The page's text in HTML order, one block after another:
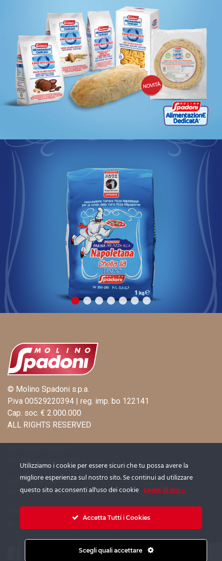
© Molino Spadoni s.p.a.
P.iva 00529220394 | reg. imp. bo 122141
Cap. soc. € 2.000.000
ALL RIGHTS RESERVED
Via Ravegnana, 746
48125 Coccolia (RA) Italy
Utilizziamo i cookie per essere sicuri che tu possa avere la
migliore esperienza sul nostro sito. Se continui ad utilizzare
questo sito acconsenti all'uso dei cookie
Leggi di più
Accetta Tutti i Cookies
Scegli quali accettare